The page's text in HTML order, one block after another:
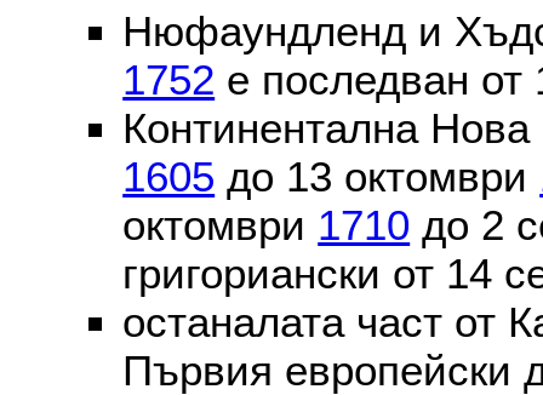
Нюфаундленд и
1752 е последван от
Континентална
1605 до 13 октомври
октомври 1710 до 2
григориански от 14
останалата част от
Първия европейски